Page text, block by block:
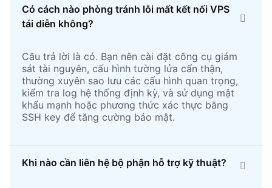
Có cách nào phòng tránh lỗi mất kết nối VPS
tái diễn không?
Câu trả lời là có. Bạn nên cài đặt công cụ giám
sát tài nguyên, cấu hình tường lửa cẩn thận,
thường xuyên sao lưu các cấu hình quan trọng,
kiểm tra log hệ thống định kỳ, và sử dụng mật
khẩu mạnh hoặc phương thức xác thực bằng
SSH key để tăng cường bảo mật.
Khi nào cần liên hệ bộ phận hỗ trợ kỹ thuật?